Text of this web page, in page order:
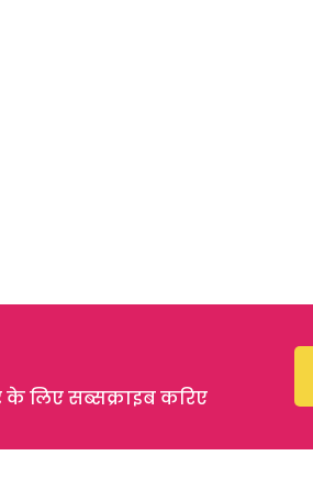
लिए सब्सक्राइब करिए